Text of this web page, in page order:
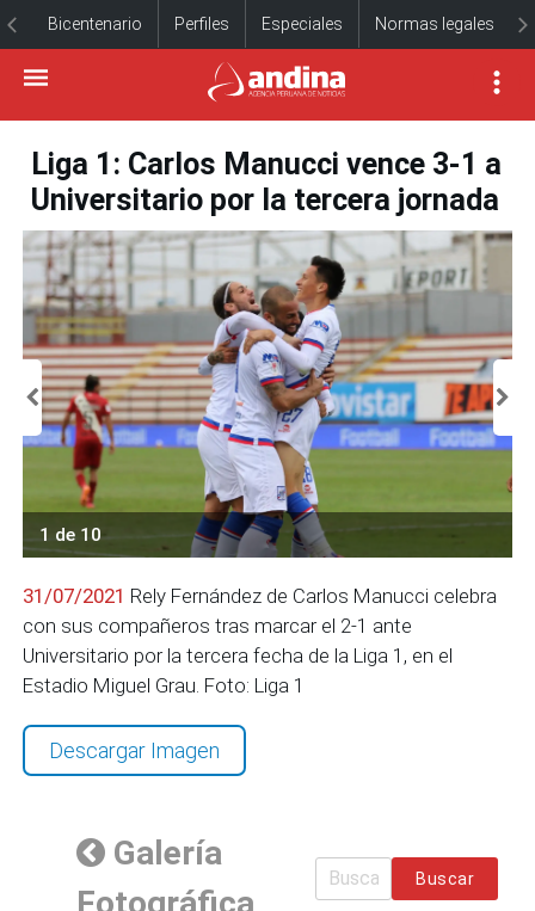
Bicentenario Perfiles Especiales Normas legales
Liga 1: Carlos Manucci vence 3-1 a
Universitario por la tercera jornada
1 de 10
31/07/2021 Rely Fernández de Carlos Manucci celebra
con sus compañeros tras marcar el 2-1 ante
Universitario por la tercera fecha de la Liga 1, en el
Estadio Miguel Grau. Foto: Liga 1
Descargar Imagen
Galería
Fotográfica
Buscar